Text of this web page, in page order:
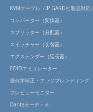
KVMケーブル（IP GARD社製品対応）
コンバーター（変換器）
スプリッター（分配器）
スイッチャー（切替器）
エクステンダー（延長器）
EDIDエミュレーター
幾何学補正・エッジブレンディング
プレビューモニター
Danteオーディオ